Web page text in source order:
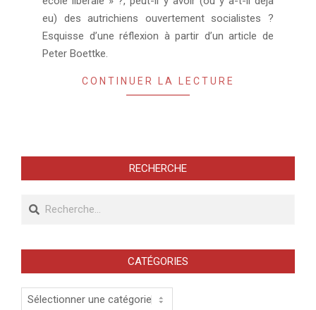
26
eu) des autrichiens ouvertement socialistes ?
Esquisse d’une réflexion à partir d’un article de
Peter Boettke.
CONTINUER LA LECTURE
RECHERCHE
Recherche
CATÉGORIES
Catégories